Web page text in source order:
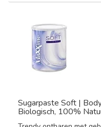
Sugarpaste Soft |
Biologisch, 100%